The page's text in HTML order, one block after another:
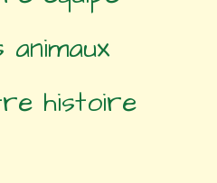
animaux
histoire